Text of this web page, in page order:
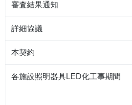
審査結果通知
詳細協議
本契約
各施設照明器具LED化工事期間